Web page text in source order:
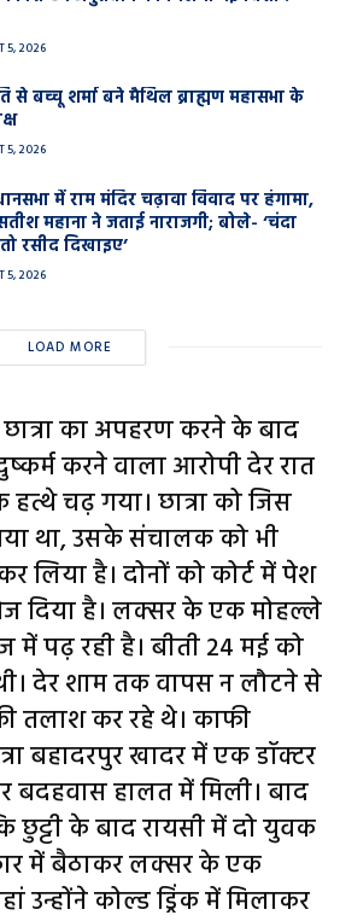
5, 2026
से बच्चू शर्मा बने मैथिल ब्राह्मण महासभा के
5, 2026
में राम मंदिर चढ़ावा विवाद पर हंगामा,
महाना ने जताई नाराजगी; बोले- ‘चंदा
रसीद दिखाइए’
5, 2026
LOAD MORE
का अपहरण करने के बाद
करने वाला आरोपी देर रात
चढ़ गया। छात्रा को जिस
था, उसके संचालक को भी
लिया है। दोनों को कोर्ट में पेश
दिया है। लक्सर के एक मोहल्ले
में पढ़ रही है। बीती 24 मई को
देर शाम तक वापस न लौटने से
तलाश कर रहे थे। काफी
बहादरपुर खादर में एक डॉक्टर
बदहवास हालत में मिली। बाद
छुट्टी के बाद रायसी में दो युवक
में बैठाकर लक्सर के एक
उन्होंने कोल्ड ड्रिंक में मिलाकर